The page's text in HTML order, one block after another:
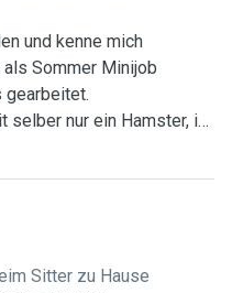
und kenne mich
als Sommer Minijob
gearbeitet.
selber nur ein Hamster, ist
viel in Kontakt
uns herzlich um
nur zum Gassi gehen
die Süßmäuse da zu
Sitter zu Hause